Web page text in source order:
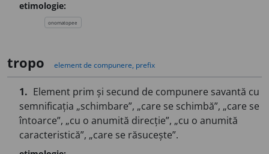
etimologie:
onomatopee
tropo element de compunere, prefix
1. Element prim și secund de compunere savantă cu
semnificația „schimbare”, „care se schimbă”, „care se
întoarce”, „cu o anumită direcție”, „cu o anumită
caracteristică”, „care se răsucește”.